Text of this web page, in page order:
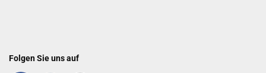
Folgen Sie uns auf